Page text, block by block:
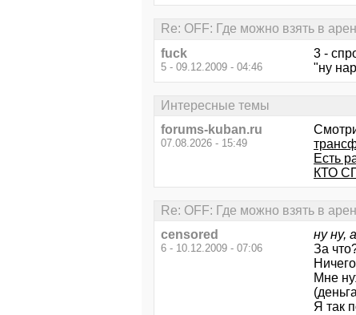
Re: OFF: Где можно взять в
fuck
5 - 09.12.2009 - 04:46
3 -
"ну
Интересные темы
forums-kuban.ru
07.08.2026 - 15:49
Есть
КТО
Re: OFF: Где можно взять в
censored
6 - 10.12.2009 - 07:06
ну ну,
За
Мне
Я так